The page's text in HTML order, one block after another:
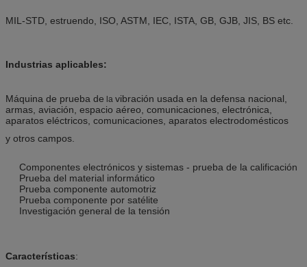
MIL-STD, estruendo, ISO, ASTM, IEC, ISTA, GB, GJB, JIS, BS etc.
Industrias aplicables:
Máquina de prueba de la vibración usada en la defensa nacional,
armas, aviación, espacio aéreo, comunicaciones, electrónica,
aparatos eléctricos, comunicaciones, aparatos electrodomésticos
y otros campos.
Componentes electrónicos y sistemas - prueba de la calificación
Prueba del material informático
Prueba componente automotriz
Prueba componente por satélite
Investigación general de la tensión
Características: